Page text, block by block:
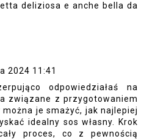
deliziosa e anche bella da
2024 11:41
odpowiedziałaś na
związane z przygotowaniem
je smażyć, jak najlepiej
idealny sos własny. Krok
proces, co z pewnością